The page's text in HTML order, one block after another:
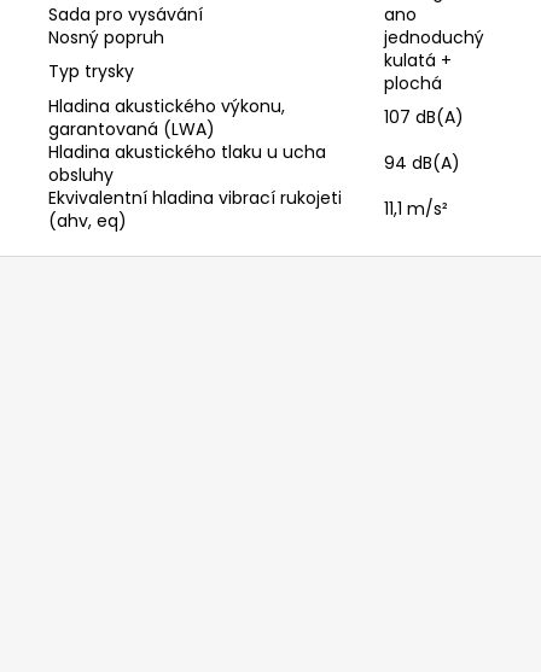
Sada pro vysávání
ano
Nosný popruh
jednoduchý
Typ trysky
kulatá +
plochá
Hladina akustického výkonu,
garantovaná (LWA)
107 dB(A)
Hladina akustického tlaku u ucha
obsluhy
94 dB(A)
Ekvivalentní hladina vibrací rukojeti
(ahv, eq)
11,1 m/s²